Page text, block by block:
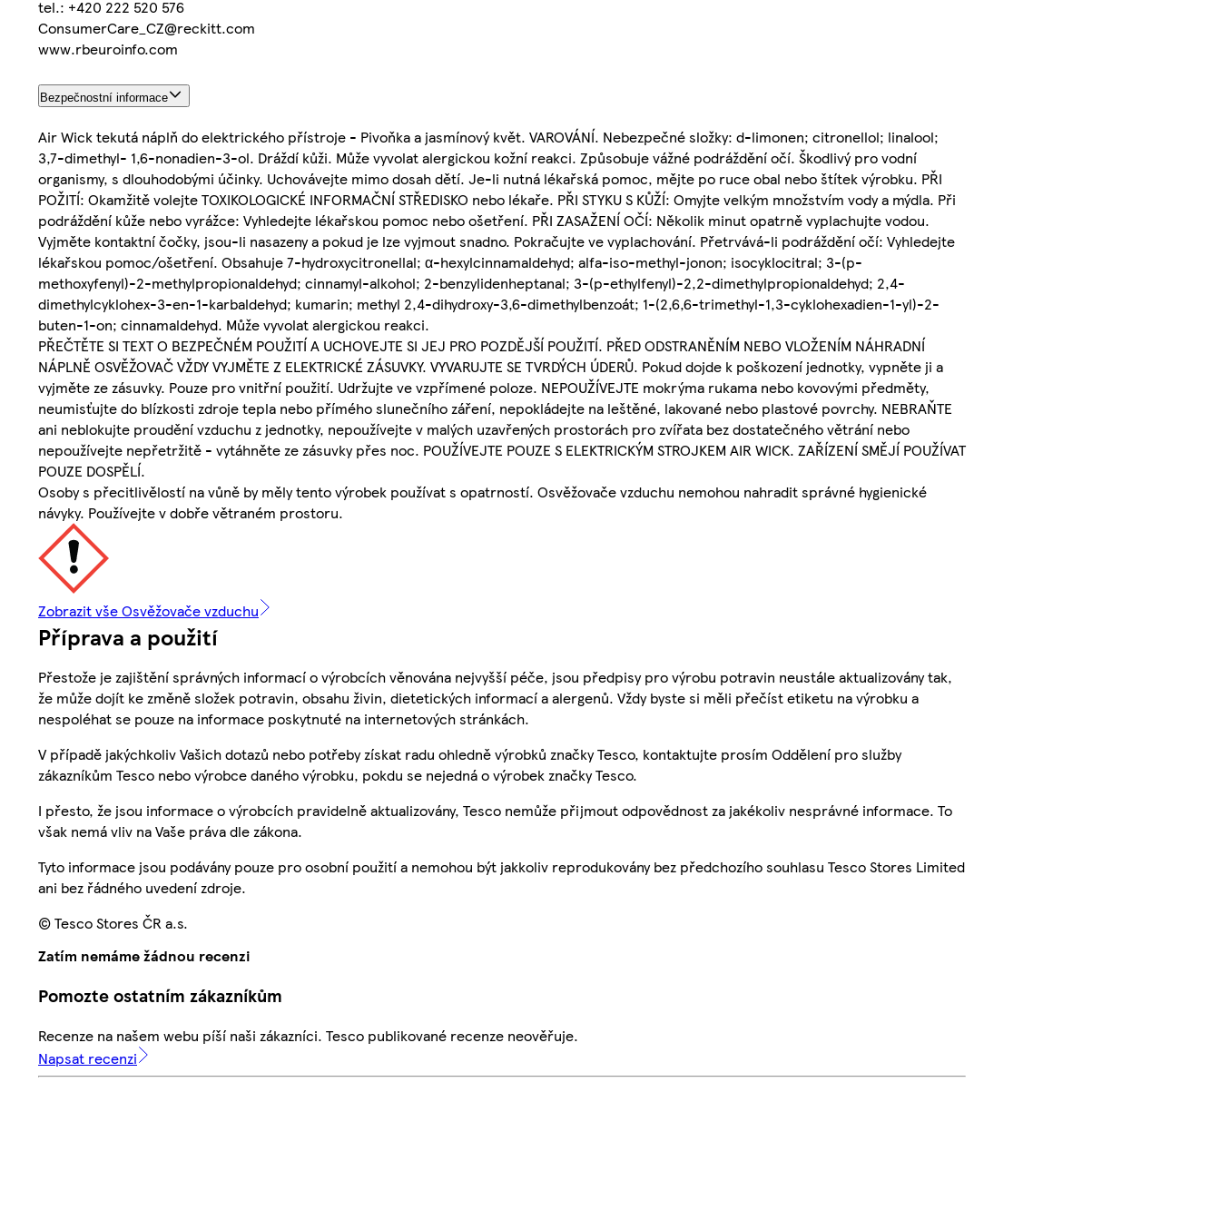
tel.: +420 222 520 576
ConsumerCare_CZ@reckitt.com
www.rbeuroinfo.com
Bezpečnostní informace
Air Wick tekutá náplň do elektrického přístroje - Pivoňka a jasmínový květ. VAROVÁNÍ. Nebezpečné složky: d-limonen; citronellol; linalool;
3,7-dimethyl- 1,6-nonadien-3-ol. Dráždí kůži. Může vyvolat alergickou kožní reakci. Způsobuje vážné podráždění očí. Škodlivý pro vodní
organismy, s dlouhodobými účinky. Uchovávejte mimo dosah dětí. Je-li nutná lékařská pomoc, mějte po ruce obal nebo štítek výrobku. PŘI
POŽITÍ: Okamžitě volejte TOXIKOLOGICKÉ INFORMAČNÍ STŘEDISKO nebo lékaře. PŘI STYKU S KŮŽÍ: Omyjte velkým množstvím vody a mýdla. Při
podráždění kůže nebo vyrážce: Vyhledejte lékařskou pomoc nebo ošetření. PŘI ZASAŽENÍ OČÍ: Několik minut opatrně vyplachujte vodou.
Vyjměte kontaktní čočky, jsou-li nasazeny a pokud je lze vyjmout snadno. Pokračujte ve vyplachování. Přetrvává-li podráždění očí: Vyhledejte
lékařskou pomoc/ošetření. Obsahuje 7-hydroxycitronellal; α-hexylcinnamaldehyd; alfa-iso-methyl-jonon; isocyklocitral; 3-(p-
methoxyfenyl)-2-methylpropionaldehyd; cinnamyl-alkohol; 2-benzylidenheptanal; 3-(p-ethylfenyl)-2,2-dimethylpropionaldehyd; 2,4-
dimethylcyklohex-3-en-1-karbaldehyd; kumarin; methyl 2,4-dihydroxy-3,6-dimethylbenzoát; 1-(2,6,6-trimethyl-1,3-cyklohexadien-1-yl)-2-
buten-1-on; cinnamaldehyd. Může vyvolat alergickou reakci.
PŘEČTĚTE SI TEXT O BEZPEČNÉM POUŽITÍ A UCHOVEJTE SI JEJ PRO POZDĚJŠÍ POUŽITÍ. PŘED ODSTRANĚNÍM NEBO VLOŽENÍM NÁHRADNÍ
NÁPLNĚ OSVĚŽOVAČ VŽDY VYJMĚTE Z ELEKTRICKÉ ZÁSUVKY. VYVARUJTE SE TVRDÝCH ÚDERŮ. Pokud dojde k poškození jednotky, vypněte ji a
vyjměte ze zásuvky. Pouze pro vnitřní použití. Udržujte ve vzpřímené poloze. NEPOUŽÍVEJTE mokrýma rukama nebo kovovými předměty,
neumisťujte do blízkosti zdroje tepla nebo přímého slunečního záření, nepokládejte na leštěné, lakované nebo plastové povrchy. NEBRAŇTE
ani neblokujte proudění vzduchu z jednotky, nepoužívejte v malých uzavřených prostorách pro zvířata bez dostatečného větrání nebo
nepoužívejte nepřetržitě - vytáhněte ze zásuvky přes noc. POUŽÍVEJTE POUZE S ELEKTRICKÝM STROJKEM AIR WICK. ZAŘÍZENÍ SMĚJÍ POUŽÍVAT
POUZE DOSPĚLÍ.
Osoby s přecitlivělostí na vůně by měly tento výrobek používat s opatrností. Osvěžovače vzduchu nemohou nahradit správné hygienické
návyky. Používejte v dobře větraném prostoru.
Zobrazit vše Osvěžovače vzduchu
Příprava a použití
Přestože je zajištění správných informací o výrobcích věnována nejvyšší péče, jsou předpisy pro výrobu potravin neustále aktualizovány tak,
že může dojít ke změně složek potravin, obsahu živin, dietetických informací a alergenů. Vždy byste si měli přečíst etiketu na výrobku a
nespoléhat se pouze na informace poskytnuté na internetových stránkách.
V případě jakýchkoliv Vašich dotazů nebo potřeby získat radu ohledně výrobků značky Tesco, kontaktujte prosím Oddělení pro služby
zákazníkům Tesco nebo výrobce daného výrobku, pokdu se nejedná o výrobek značky Tesco.
I přesto, že jsou informace o výrobcích pravidelně aktualizovány, Tesco nemůže přijmout odpovědnost za jakékoliv nesprávné informace. To
však nemá vliv na Vaše práva dle zákona.
Tyto informace jsou podávány pouze pro osobní použití a nemohou být jakkoliv reprodukovány bez předchozího souhlasu Tesco Stores Limited
ani bez řádného uvedení zdroje.
© Tesco Stores ČR a.s.
Zatím nemáme žádnou recenzi
Pomozte ostatním zákazníkům
Recenze na našem webu píší naši zákazníci. Tesco publikované recenze neověřuje.
Napsat recenzi